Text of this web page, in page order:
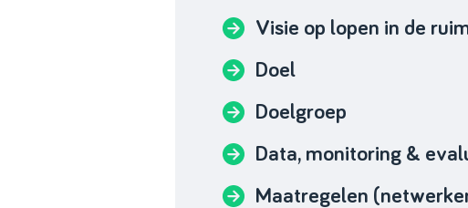
Visie op lopen in de
Doel
Doelgroep
Data, monitoring &
Maatregelen